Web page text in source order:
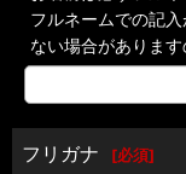
フルネームでの記
ない場合があります
フリガナ [必須]